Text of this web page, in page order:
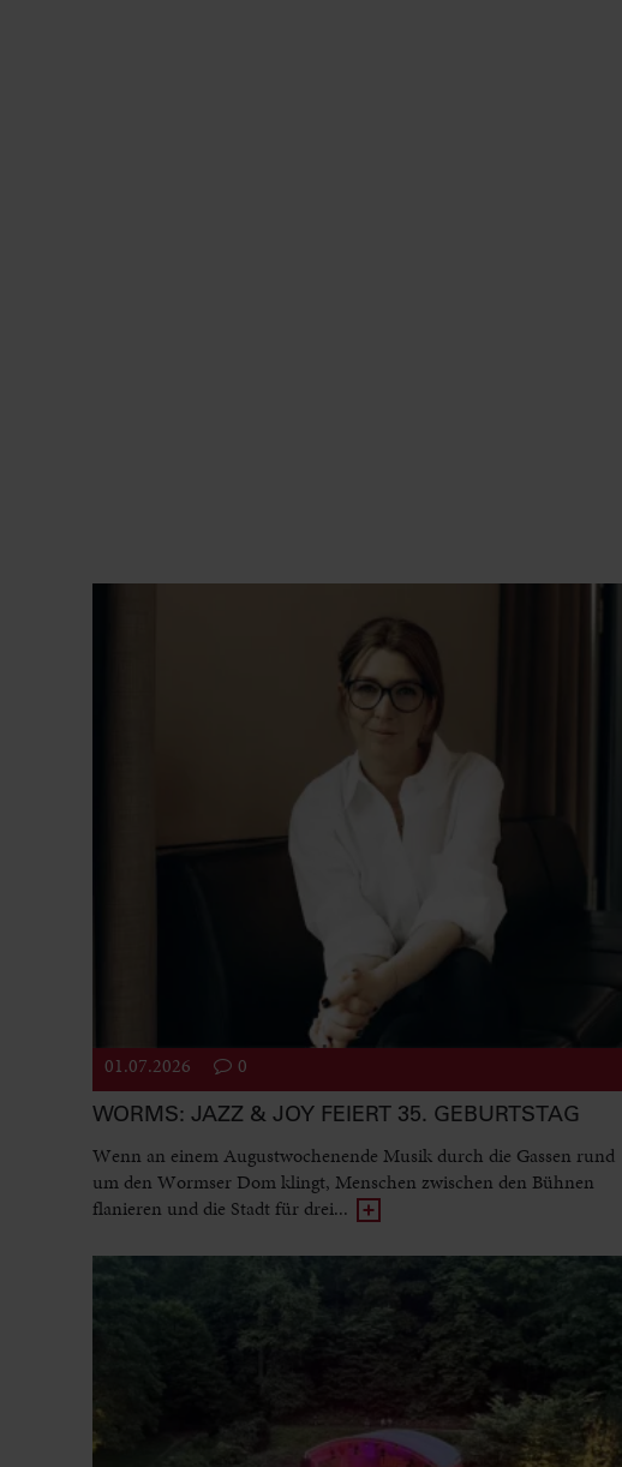
01.07.2026 0
WORMS: JAZZ & JOY FEIERT 35. GEBURTSTAG
Wenn an einem Augustwochenende Musik durch die Gassen rund
um den Wormser Dom klingt, Menschen zwischen den Bühnen
flanieren und die Stadt für drei...